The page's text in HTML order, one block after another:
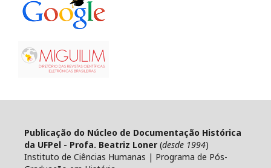
Publicação do Núcleo de Documentação Histórica
da UFPel - Profa. Beatriz Loner (desde 1994)
Instituto de Ciências Humanas | Programa de Pós-